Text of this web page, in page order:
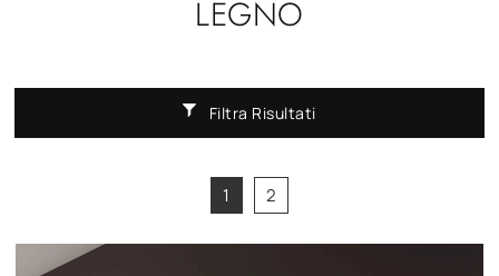
LEGNO
Filtra Risultati
1 2